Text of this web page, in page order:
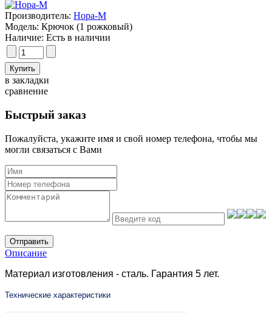
Производитель: Нора-М
Модель: Крючок (1 рожковый)
Наличие: Есть в наличии
в закладки
сравнение
Быстрый заказ
Пожалуйста, укажите имя и свой номер телефона, чтобы мы
могли связаться с Вами
Отправить
Описание
Материал изготовления - сталь. Гарантия 5 лет.
Технические характеристики